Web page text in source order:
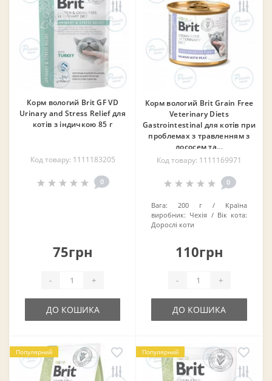
Корм вологий Brit GF VD
Urinary and Stress Relief для
котів з індичкою 85 г
Код товару: 1111183205
0
75грн
- +
ДО КОШИКА
Корм вологий Brit Grain Free
Veterinary Diets
Gastrointestinal для котів при
проблемах з травленням з
лососем та...
Код товару: 1111169971
0
Вага: 200 г
Країна
виробник: Чехія
Вік кота:
Дорослі коти
110грн
- +
ДО КОШИКА
Популярний Популярний